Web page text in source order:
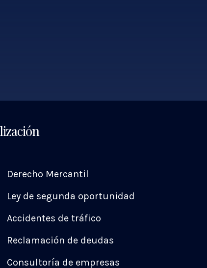
Derecho Mercantil
Ley de segunda oportunidad
Accidentes de tráfico
Reclamación de deudas
Consultoría de empresas